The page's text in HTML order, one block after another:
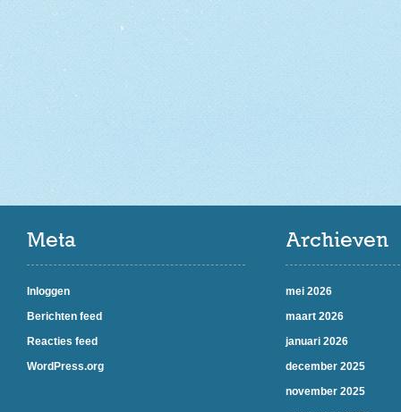
Meta
Inloggen
Berichten feed
Reacties feed
WordPress.org
Archieven
mei 2026
maart 2026
januari 2026
december 2025
november 2025